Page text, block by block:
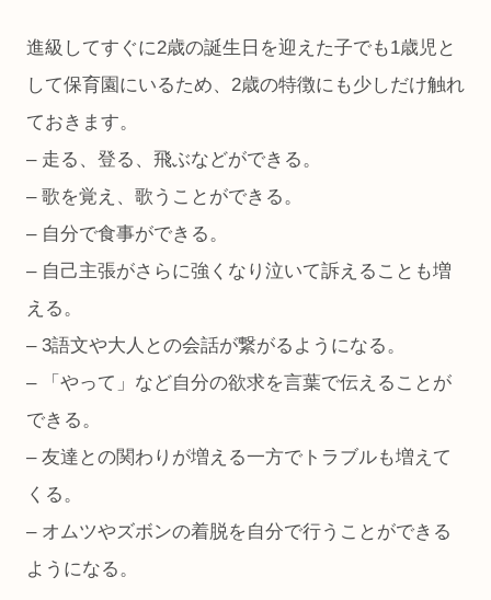
進級してすぐに2歳の誕生日を迎えた子でも1歳児と
して保育園にいるため、2歳の特徴にも少しだけ触れ
ておきます。
– 走る、登る、飛ぶなどができる。
– 歌を覚え、歌うことができる。
– 自分で食事ができる。
– 自己主張がさらに強くなり泣いて訴えることも増
える。
– 3語文や大人との会話が繋がるようになる。
– 「やって」など自分の欲求を言葉で伝えることが
できる。
– 友達との関わりが増える一方でトラブルも増えて
くる。
– オムツやズボンの着脱を自分で行うことができる
ようになる。